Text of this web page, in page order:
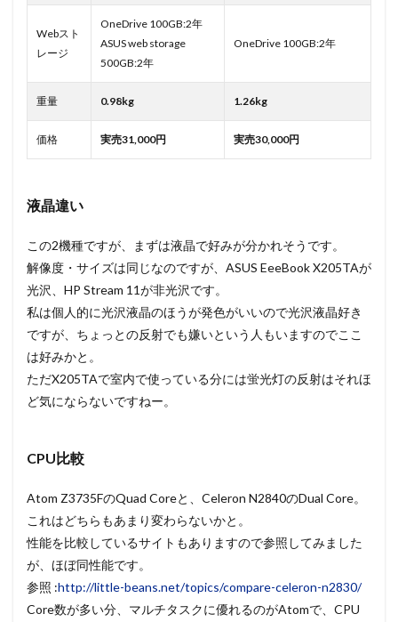
Webスト
レージ
OneDrive 100GB:2年
ASUS web storage
500GB:2年
OneDrive 100GB:2年
重量 0.98kg 1.26kg
価格 実売31,000円 実売30,000円
液晶違い
この2機種ですが、まずは液晶で好みが分かれそうです。
解像度・サイズは同じなのですが、ASUS EeeBook X205TAが
光沢、HP Stream 11が非光沢です。
私は個人的に光沢液晶のほうが発色がいいので光沢液晶好き
ですが、ちょっとの反射でも嫌いという人もいますのでここ
は好みかと。
ただX205TAで室内で使っている分には蛍光灯の反射はそれほ
ど気にならないですねー。
CPU比較
Atom Z3735FのQuad Coreと、Celeron N2840のDual Core。
これはどちらもあまり変わらないかと。
性能を比較しているサイトもありますので参照してみました
が、ほぼ同性能です。
参照 :http://little-beans.net/topics/compare-celeron-n2830/
Core数が多い分、マルチタスクに優れるのがAtomで、CPU